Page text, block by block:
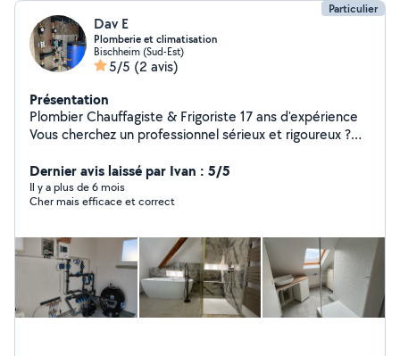
Particulier
Dav E
Plomberie et climatisation
Bischheim (Sud-Est)
5/5 (2 avis)
Présentation
Plombier Chauffagiste & Frigoriste 17 ans d'expérience
Vous cherchez un professionnel sérieux et rigoureux ?
dans le domaine de la plomberie, du chauffage et du
froid, je mets tout mon savoir-faire au service de vos
projets, que ce soit pour une installation, une rénovation
Disponibilité et réactivité N'hésitez pas à me contacter,
même pour un simple renseignement : je suis toujours
disponible pour vous aider avec plaisir. ️ Je travaille
également avec une équipe spécialisée dans la
rénovation intérieure, capable de prendre en charge
Dernier avis laissé par Ivan : 5/5
Il y a plus de 6 mois
Cher mais efficace et correct